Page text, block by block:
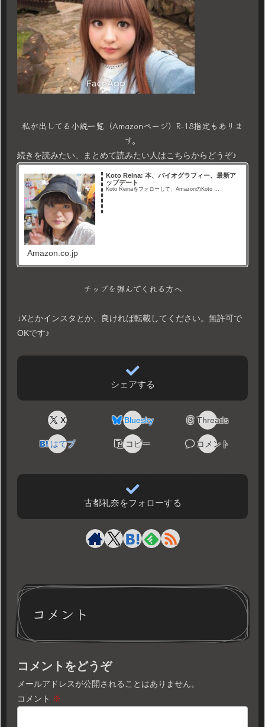
私が出してる小説一覧（Amazonページ）R-18指定もありま
す。
続きを読みたい、まとめて読みたい人はこちらからどうぞ♪
Koto Reina: 本、バイオグラフィー、最新ア
ップデート
Koto Reinaをフォローして、AmazonのKoto ...
Amazon.co.jp
チップを弾んでくれる方へ
↓Xとかインスタとか、良ければ転載してください。無許可で
OKです♪
シェアする
X Bluesky Threads
はてブ コピー コメント
古都礼奈をフォローする
コメント
コメントをどうぞ
メールアドレスが公開されることはありません。
コメント ※